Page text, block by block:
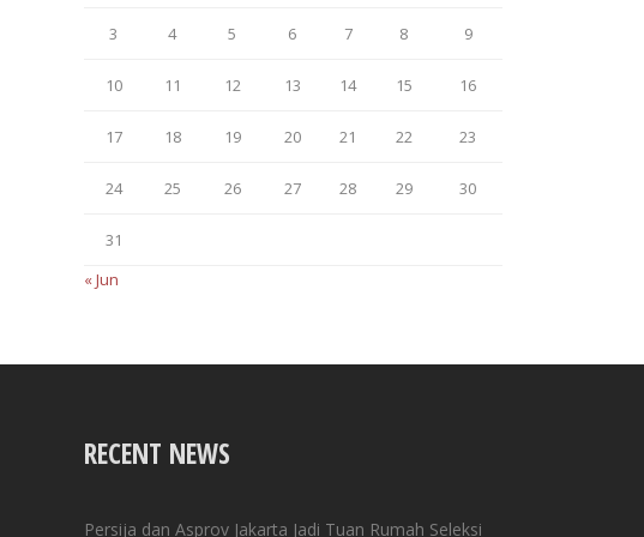
3 4 5 6 7 8 9
10 11 12 13 14 15 16
17 18 19 20 21 22 23
24 25 26 27 28 29 30
31
« Jun
RECENT NEWS
Persija dan Asprov Jakarta Jadi Tuan Rumah Seleksi